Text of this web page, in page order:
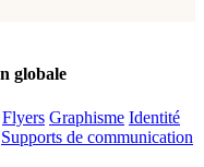
globale
Flyers Graphisme Identité
Supports de communication